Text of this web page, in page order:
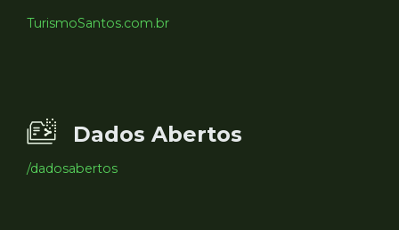
TurismoSantos.com.br
Dados Abertos
/dadosabertos